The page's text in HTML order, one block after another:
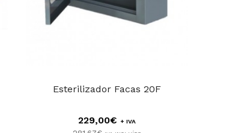
Esterilizador Facas 20F
229,00€+ IVA